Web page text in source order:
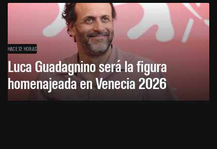
HACE 12 HORAS
Luca Guadagnino será la figura
homenajeada en Venecia 2026